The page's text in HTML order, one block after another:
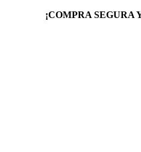
¡COMPRA SEGURA